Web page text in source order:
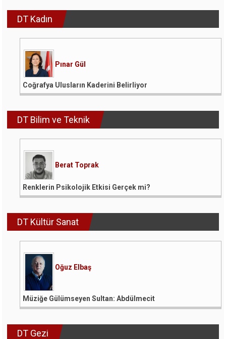
DT Kadın
Pınar Gül
Coğrafya Ulusların Kaderini Belirliyor
DT Bilim ve Teknik
Berat Toprak
Renklerin Psikolojik Etkisi Gerçek mi?
DT Kültür Sanat
Oğuz Elbaş
Müziğe Gülümseyen Sultan: Abdülmecit
DT Gezi